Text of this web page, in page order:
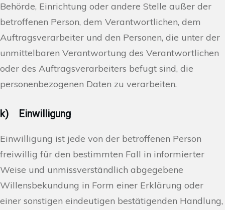
Behörde, Einrichtung oder andere Stelle außer der
betroffenen Person, dem Verantwortlichen, dem
Auftragsverarbeiter und den Personen, die unter der
unmittelbaren Verantwortung des Verantwortlichen
oder des Auftragsverarbeiters befugt sind, die
personenbezogenen Daten zu verarbeiten.
k) Einwilligung
Einwilligung ist jede von der betroffenen Person
freiwillig für den bestimmten Fall in informierter
Weise und unmissverständlich abgegebene
Willensbekundung in Form einer Erklärung oder
einer sonstigen eindeutigen bestätigenden Handlung,